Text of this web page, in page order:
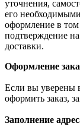
уточнения,
его
оформление в том
подтверждение
доставки.
Оформление
Если вы уверены
оформить заказ,
Заполнение